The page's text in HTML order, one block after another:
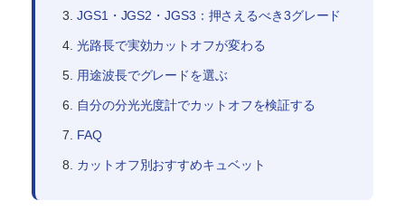
JGS1・JGS2・JGS3：押さえるべき3グレード
光路長で実効カットオフが変わる
用途波長でグレードを選ぶ
自分の分光光度計でカットオフを検証する
FAQ
カットオフ別おすすめキュベット